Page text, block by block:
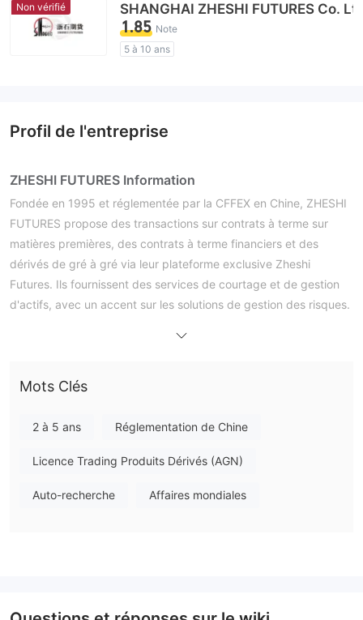
Non vérifié SHANGHAI ZHESHI FUTURES Co.
1.85 Note
5 à 10 ans
Profil de l'entreprise
ZHESHI FUTURES Information
Fondée en 1995 et réglementée par la CFFEX en Chine, ZHESHI
FUTURES propose des transactions sur contrats à terme sur
matières premières, des contrats à terme financiers et des
dérivés de gré à gré via leur plateforme exclusive Zheshi
Futures. Ils fournissent des services de courtage et de gestion
d'actifs, avec un accent sur les solutions de gestion des risques.
Avantages et inconvénients
sous la réglementation de la China Financial Futures Exchange
Services de ZHESHI FUTURES
Mots Clés
2 à 5 ans Réglementation de Chine
Licence Trading Produits Dérivés (AGN)
Auto-recherche Affaires mondiales